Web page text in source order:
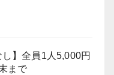
し】全員1人5,000円
まで